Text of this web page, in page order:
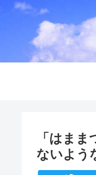
「はま
ないよう